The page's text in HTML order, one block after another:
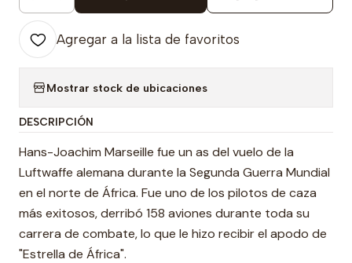
Agregar a la lista de favoritos
Mostrar stock de ubicaciones
DESCRIPCIÓN
Hans-Joachim Marseille fue un as del vuelo de la
Luftwaffe alemana durante la Segunda Guerra Mundial
en el norte de África. Fue uno de los pilotos de caza
más exitosos, derribó 158 aviones durante toda su
carrera de combate, lo que le hizo recibir el apodo de
"Estrella de África".